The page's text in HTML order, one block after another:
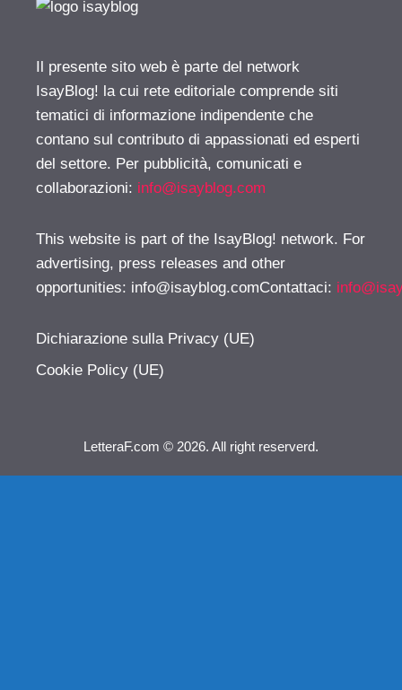
Il presente sito web è parte del network
IsayBlog! la cui rete editoriale comprende siti
tematici di informazione indipendente che
contano sul contributo di appassionati ed esperti
del settore. Per pubblicità, comunicati e
collaborazioni: info@isayblog.com
This website is part of the IsayBlog! network. For
advertising, press releases and other
opportunities: info@isayblog.comContattaci:
Dichiarazione sulla Privacy (UE)
Cookie Policy (UE)
LetteraF.com © 2026. All right reserverd.